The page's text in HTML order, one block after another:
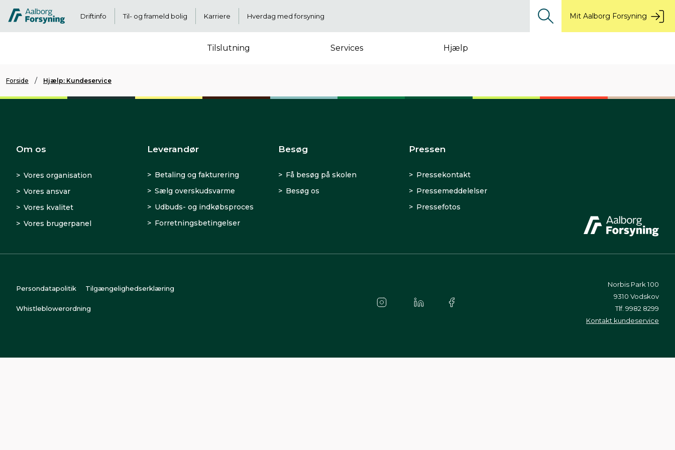
Driftinfo Til- og frameld bolig Karriere Hverdag med forsyning Mit Aalborg Forsyning
Tilslutning Services Hjælp
Forside Hjælp: Kundeservice
Om os
Vores organisation
Vores ansvar
Vores kvalitet
Vores brugerpanel
Leverandør
Betaling og fakturering
Sælg overskudsvarme
Udbuds- og indkøbsproces
Forretningsbetingelser
Besøg
Få besøg på skolen
Besøg os
Pressen
Pressekontakt
Pressemeddelelser
Pressefotos
Persondatapolitik Tilgængelighedserklæring
Whistleblowerordning
Norbis Park 100
9310 Vodskov
Tlf. 9982 8299
Kontakt kundeservice